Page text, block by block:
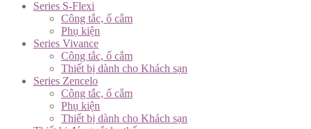
Series S-Flexi
Công tắc, ổ cắm
Phụ kiện
Series Vivance
Công tắc, ổ cắm
Thiết bị dành cho Khách sạn
Series Zencelo
Công tắc, ổ cắm
Phụ kiện
Thiết bị dành cho Khách sạn